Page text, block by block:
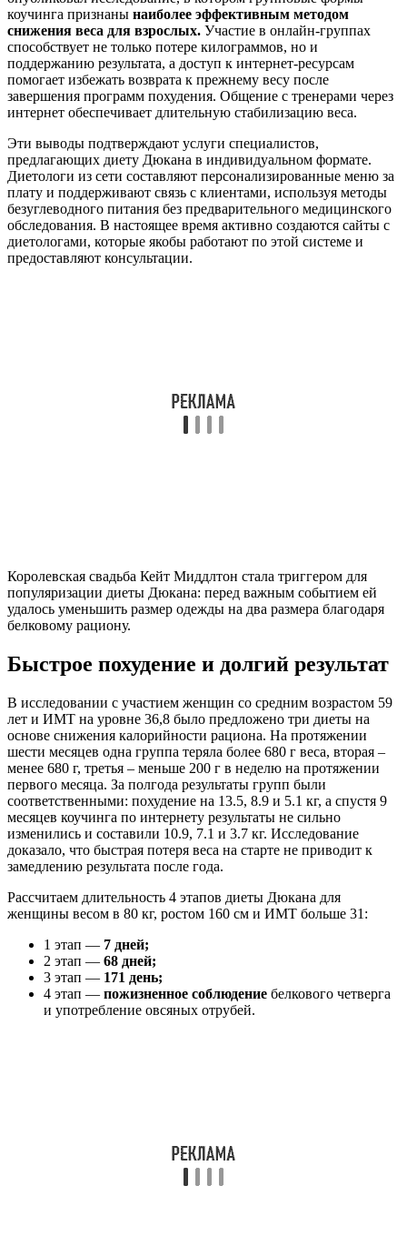
коучинга признаны наиболее эффективным методом
снижения веса для взрослых. Участие в онлайн-группах
способствует не только потере килограммов, но и
поддержанию результата, а доступ к интернет-ресурсам
помогает избежать возврата к прежнему весу после
завершения программ похудения. Общение с тренерами через
интернет обеспечивает длительную стабилизацию веса.
Эти выводы подтверждают услуги специалистов,
предлагающих диету Дюкана в индивидуальном формате.
Диетологи из сети составляют персонализированные меню за
плату и поддерживают связь с клиентами, используя методы
безуглеводного питания без предварительного медицинского
обследования. В настоящее время активно создаются сайты с
диетологами, которые якобы работают по этой системе и
предоставляют консультации.
Королевская свадьба Кейт Миддлтон стала триггером для
популяризации диеты Дюкана: перед важным событием ей
удалось уменьшить размер одежды на два размера благодаря
белковому рациону.
Быстрое похудение и долгий результат
В исследовании с участием женщин со средним возрастом 59
лет и ИМТ на уровне 36,8 было предложено три диеты на
основе снижения калорийности рациона. На протяжении
шести месяцев одна группа теряла более 680 г веса, вторая –
менее 680 г, третья – меньше 200 г в неделю на протяжении
первого месяца. За полгода результаты групп были
соответственными: похудение на 13.5, 8.9 и 5.1 кг, а спустя 9
месяцев коучинга по интернету результаты не сильно
изменились и составили 10.9, 7.1 и 3.7 кг. Исследование
доказало, что быстрая потеря веса на старте не приводит к
замедлению результата после года.
Рассчитаем длительность 4 этапов диеты Дюкана для
женщины весом в 80 кг, ростом 160 см и ИМТ больше 31:
1 этап — 7 дней;
2 этап — 68 дней;
3 этап — 171 день;
4 этап — пожизненное соблюдение белкового четверга
и употребление овсяных отрубей.